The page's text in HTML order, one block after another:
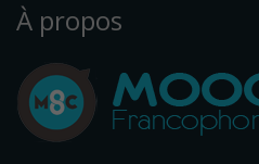
À propos